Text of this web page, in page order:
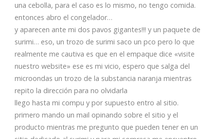
una cebolla, para el caso es lo mismo, no tengo comida.
entonces abro el congelador…
y aparecen ante mi dos pavos gigantes!!! y un paquete de
surimi… eso, un trozo de surimi saco un pco pero lo que
realmente me cautiva es que en el empaque dice «visite
nuestro website» ese es mi vicio, espero que salga del
microondas un trozo de la substancia naranja mientras
repito la dirección para no olvidarla
llego hasta mi compu y por supuesto entro al sitio.
primero mando un mail opinando sobre el sitio y el
producto mientras me pregunto que pueden tener en un